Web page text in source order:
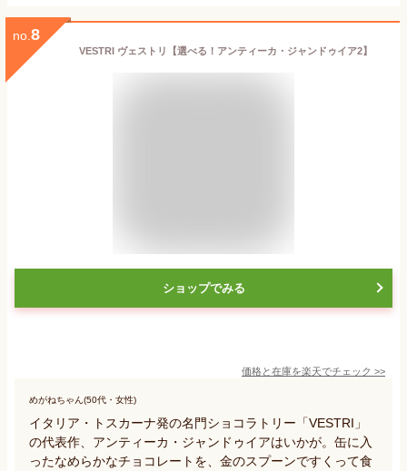
no. 8
VESTRI ヴェストリ【選べる！アンティーカ・ジャンドゥイア2】
ショップでみる
価格と在庫を楽天でチェック >>
めがねちゃん(50代・女性)
イタリア・トスカーナ発の名門ショコラトリー「VESTRI」
の代表作、アンティーカ・ジャンドゥイアはいかが。缶に入
ったなめらかなチョコレートを、金のスプーンですくって食